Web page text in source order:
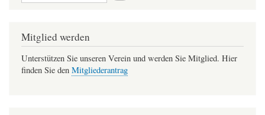
Mitglied werden
Unterstützen Sie unseren Verein und werden Sie Mitglied. Hier
finden Sie den Mitgliederantrag